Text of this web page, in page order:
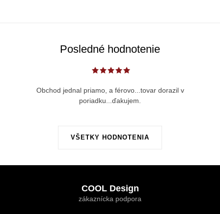
Posledné hodnotenie
VŠETKY HODNOTENIA
Obchod jednal priamo, a férovo...tovar dorazil v
poriadku...ďakujem.
COOL Design